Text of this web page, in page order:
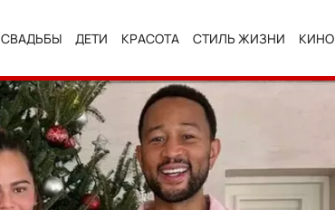
СВАДЬБЫ ДЕТИ КРАСОТА СТИЛЬ ЖИЗНИ КИНО